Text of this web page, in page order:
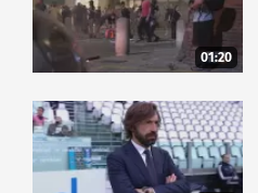
01:20